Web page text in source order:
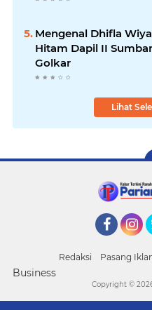
Mengenal Dhifla
Hitam Dapil II
Golkar
Lihat
Redaksi Pasang
Business
Copyright ©